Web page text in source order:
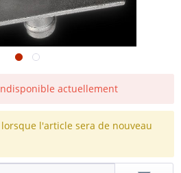
actuellement
l'article sera de nouveau